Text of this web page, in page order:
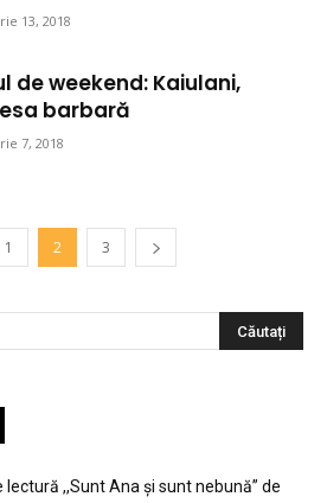
13, 2018
de weekend: Kaiulani,
barbară
7, 2018
1 2 3
,,Sunt Ana şi sunt nebună” de